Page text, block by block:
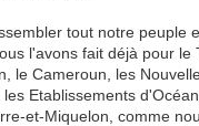
tout notre peuple
l'avons fait déjà pour le
le Cameroun, les
Etablissements
et-Miquelon, comme